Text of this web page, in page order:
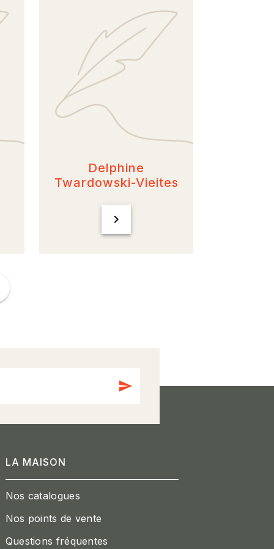
Delphine
Twardowski-Vieites
chevron_right
send
LA MAISON
Nos catalogues
Nos points de vente
Questions fréquentes